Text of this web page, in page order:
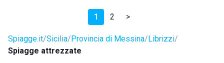
1 2 >
Spiagge.it Sicilia Provincia di Messina Librizzi
Spiagge attrezzate